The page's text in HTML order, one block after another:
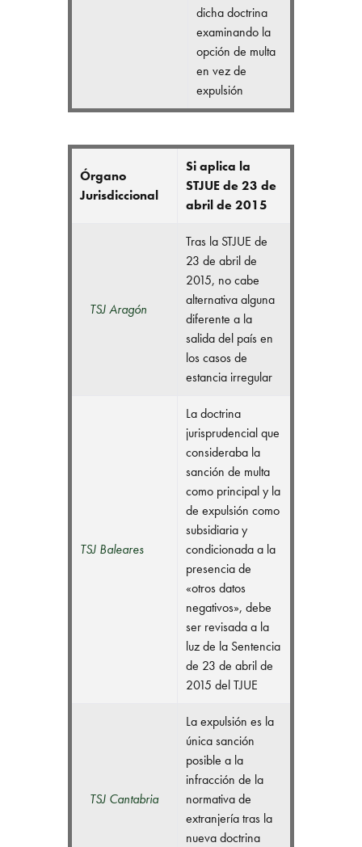
dicha doctrina
examinando la
opción de multa
en vez de
expulsión
Órgano
Jurisdiccional
Si aplica la
STJUE de 23 de
abril de 2015
TSJ Aragón
Tras la STJUE de
23 de abril de
2015, no cabe
alternativa alguna
diferente a la
salida del país en
los casos de
estancia irregular
TSJ Baleares
La doctrina
jurisprudencial que
consideraba la
sanción de multa
como principal y la
de expulsión como
subsidiaria y
condicionada a la
presencia de
«otros datos
negativos», debe
ser revisada a la
luz de la Sentencia
de 23 de abril de
2015 del TJUE
TSJ Cantabria
La expulsión es la
única sanción
posible a la
infracción de la
normativa de
extranjería tras la
nueva doctrina